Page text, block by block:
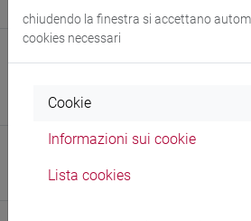
Ilaria Prosdocimi
E-mail
956884@stud.unive.it
www.unive.it/persone/doina.vasilev
chiudendo la finestra si accettano
cookies necessari
Cookie
Informazioni sui cookie
Lista cookies